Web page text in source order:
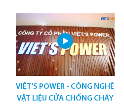
VIỆT'S POWER - CÔNG NGHỆ
VẬT LIỆU CỬA CHỐNG CHÁY